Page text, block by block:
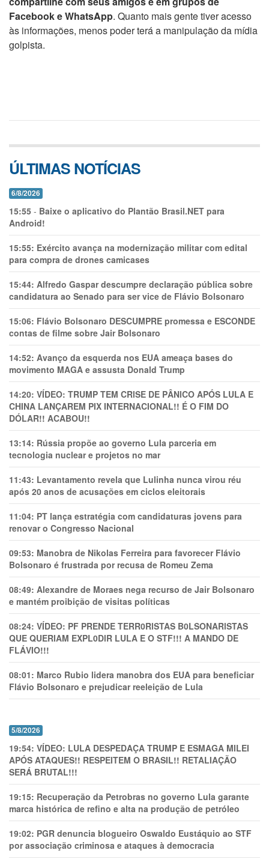
Facebook e WhatsApp. Quanto mais gente tiver acesso
às informações, menos poder terá a manipulação da mídia
golpista.
ÚLTIMAS NOTÍCIAS
6/8/2026
15:55 - Baixe o aplicativo do Plantão Brasil.NET para
Android!
15:55: Exército avança na modernização militar com edital
para compra de drones camicases
15:44: Alfredo Gaspar descumpre declaração pública sobre
candidatura ao Senado para ser vice de Flávio Bolsonaro
15:06: Flávio Bolsonaro DESCUMPRE promessa e ESCONDE
contas de filme sobre Jair Bolsonaro
14:52: Avanço da esquerda nos EUA ameaça bases do
movimento MAGA e assusta Donald Trump
14:20: VÍDEO: TRUMP TEM CRlSE DE PÂNlCO APÓS LULA E
CHINA LANÇAREM PIX INTERNACIONAL!! É O FIM DO
DÓLAR!! ACABOU!!
13:14: Rússia propõe ao governo Lula parceria em
tecnologia nuclear e projetos no mar
11:43: Levantamento revela que Lulinha nunca virou réu
após 20 anos de acusações em ciclos eleitorais
11:04: PT lança estratégia com candidaturas jovens para
renovar o Congresso Nacional
09:53: Manobra de Nikolas Ferreira para favorecer Flávio
Bolsonaro é frustrada por recusa de Romeu Zema
08:49: Alexandre de Moraes nega recurso de Jair Bolsonaro
e mantém proibição de visitas políticas
08:24: VÍDEO: PF PRENDE TERR0RlSTAS B0LSONARlSTAS
QUE QUERIAM EXPL0DlR LULA E O STF!!! A MANDO DE
FLÁVIO!!!
08:01: Marco Rubio lidera manobra dos EUA para beneficiar
Flávio Bolsonaro e prejudicar reeleição de Lula
5/8/2026
19:54: VÍDEO: LULA DESPEDAÇA TRUMP E ESMAGA MILEI
APÓS ATAQUES!! RESPEITEM O BRASIL!! RETALIAÇÃO
SERÁ BRUTAL!!!
19:15: Recuperação da Petrobras no governo Lula garante
marca histórica de refino e alta na produção de petróleo
19:02: PGR denuncia blogueiro Oswaldo Eustáquio ao STF
por associação criminosa e ataques à democracia